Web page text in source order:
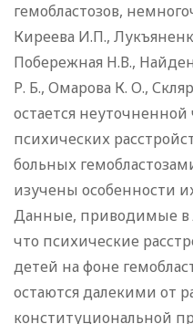
гемобластозов,
Киреева И.П.,
Побережная Н.В.,
Р. Б., Омарова К. О.,
остается неуточненной
психических
больных
изучены особенности
Данные, приводимые в
что психические
детей на фоне
остаются далекими от
конституциональной